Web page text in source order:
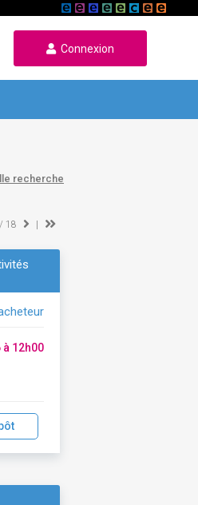
Connexion
recherche
/ 18
12h00